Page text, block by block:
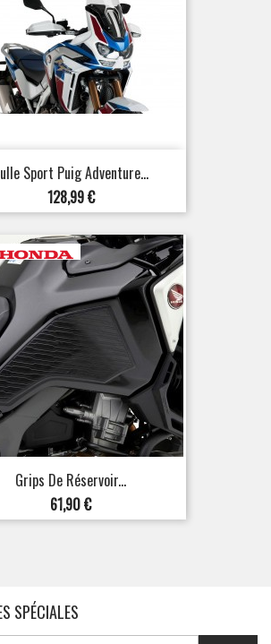
Sport Puig Adventure...
Prix
128,99 €
Grips De Réservoir...
Prix
61,90 €
SPÉCIALES